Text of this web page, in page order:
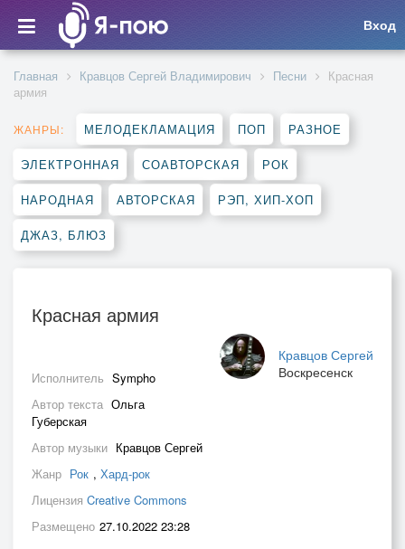
Вход
Главная Кравцов Сергей Владимирович Песни
Красная
армия
ЖАНРЫ: МЕЛОДЕКЛАМАЦИЯ ПОП РАЗНОЕ
ЭЛЕКТРОННАЯ СОАВТОРСКАЯ РОК
НАРОДНАЯ АВТОРСКАЯ РЭП, ХИП-ХОП
ДЖАЗ, БЛЮЗ
Красная армия
Кравцов Сергей
Воскресенск
Исполнитель Sympho
Автор текста Ольга
Губерская
Автор музыки Кравцов Сергей
Жанр Рок , Хард-рок
Лицензия Creative Commons
Размещено 27.10.2022 23:28